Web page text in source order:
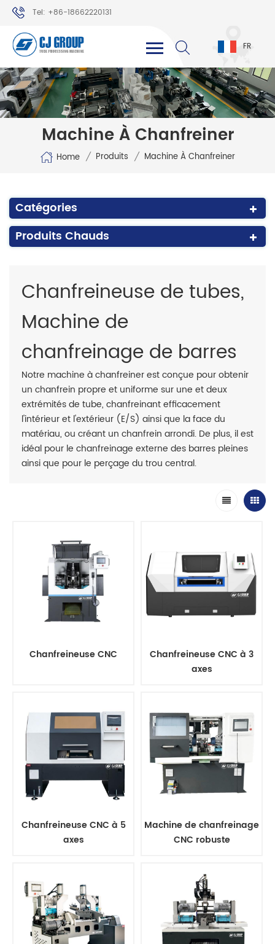
Tel: +86-18662220131
WhatsApp: +86-18662220131
FR
Machine À Chanfreiner
Home / Produits / Machine À Chanfreiner
Catégories
Produits Chauds
Chanfreineuse de tubes,
Machine de
chanfreinage de barres
Notre machine à chanfreiner est conçue pour obtenir
un chanfrein propre et uniforme sur une et deux
extrémités de tube, chanfreinant efficacement
l'intérieur et l'extérieur (E/S) ainsi que la face du
matériau, ou créant un chanfrein arrondi. De plus, il est
idéal pour le chanfreinage externe des barres pleines
ainsi que pour le perçage du trou central.
Chanfreineuse CNC
Chanfreineuse CNC à 3
axes
Chanfreineuse CNC à 5
axes
Machine de chanfreinage
CNC robuste